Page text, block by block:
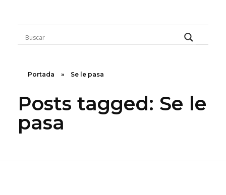
Rugidos Disidentes
Bogotá - Colombia | ISSN 2619-5569
Portada » Se le pasa
Posts tagged: Se le
pasa